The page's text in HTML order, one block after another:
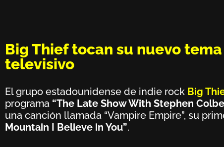
Big Thief tocan su nuevo
televisivo
El grupo estadounidense de indie rock Big
programa “The Late Show With Stephen
una canción llamada “Vampire Empire”, su
Mountain I Believe in You”.